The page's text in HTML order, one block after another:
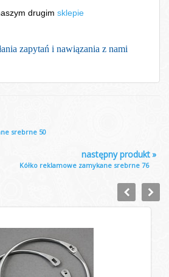
drugim sklepie
zapytań i nawiązania z nami
srebrne 50
»
następny produkt
Kółko reklamowe zamykane srebrne 76